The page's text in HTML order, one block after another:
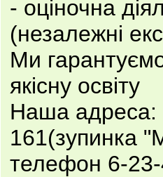
- оціночна
(незалежні
Ми
якісну освіту
Наша адреса:
161(зупинка
телефон 6-